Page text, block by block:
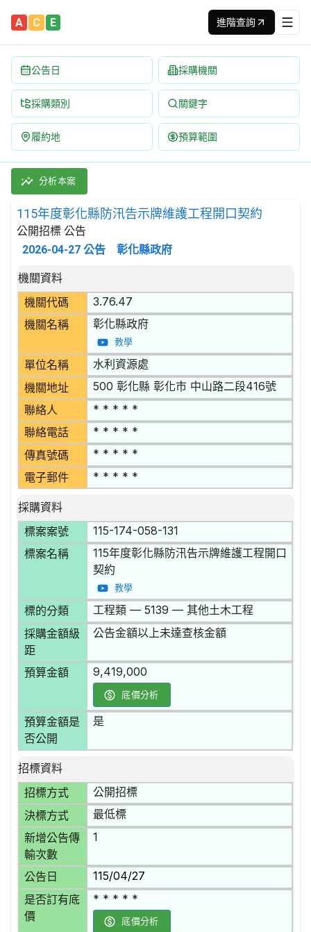
A C E 進階查詢
公告日 採購機關
採購類別 關鍵字
履約地 預算範圍
115年度彰化縣防汛告示牌維護工程開口契約 招標公告 | 案
採購類別：工程類 其他土木工程 | 招標方式：公開招標 |
分析本案
115年度彰化縣防汛告示牌維護工程開口契約
公開招標 公告
2026-04-27 公告 彰化縣政府
招標公告詳細內容
機關資料
機關代碼
3.76.47
機關名稱 彰化縣政府
教學
單位名稱 水利資源處
機關地址 500 彰化縣 彰化市 中山路二段416號
聯絡人 * * * * *
聯絡電話 * * * * *
傳真號碼 * * * * *
電子郵件 * * * * *
採購資料
標案案號
115-174-058-131
標案名稱
115年度彰化縣防汛告示牌維護工程開口
契約
教學
標的分類 工程類 — 5139 — 其他土木工程
採購金額級
距
公告金額以上未達查核金額
預算金額 9,419,000
底價分析
預算金額是
否公開
是
招標資料
招標方式
公開招標
決標方式 最低標
新增公告傳
輸次數
1
公告日 115/04/27
是否訂有底
價
* * * * *
底價分析